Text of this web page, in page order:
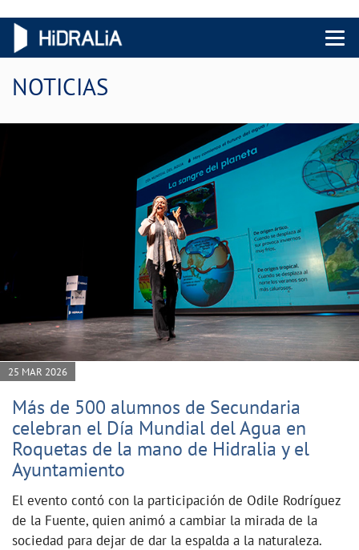
Menu
NOTICIAS
25 MAR 2026
Más de 500 alumnos de Secundaria
celebran el Día Mundial del Agua en
Roquetas de la mano de Hidralia y el
Ayuntamiento
El evento contó con la participación de Odile Rodríguez
de la Fuente, quien animó a cambiar la mirada de la
sociedad para dejar de dar la espalda a la naturaleza.